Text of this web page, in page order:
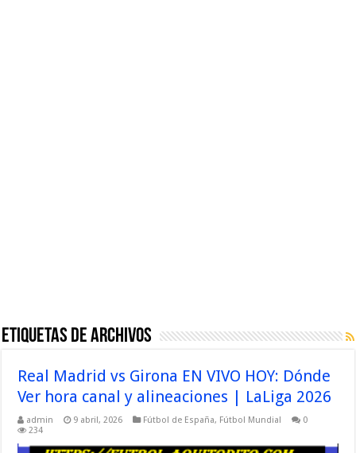
Etiquetas de Archivos
Real Madrid vs Girona EN VIVO HOY: Dónde
Ver hora canal y alineaciones | LaLiga 2026
admin 9 abril, 2026 Fútbol de España, Fútbol Mundial
0
234